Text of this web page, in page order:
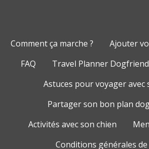
Comment ça marche ?
Ajouter
FAQ
Travel Planner
Astuces pour voyager avec
Partager son bon plan
Activités avec son chien
Conditions générales